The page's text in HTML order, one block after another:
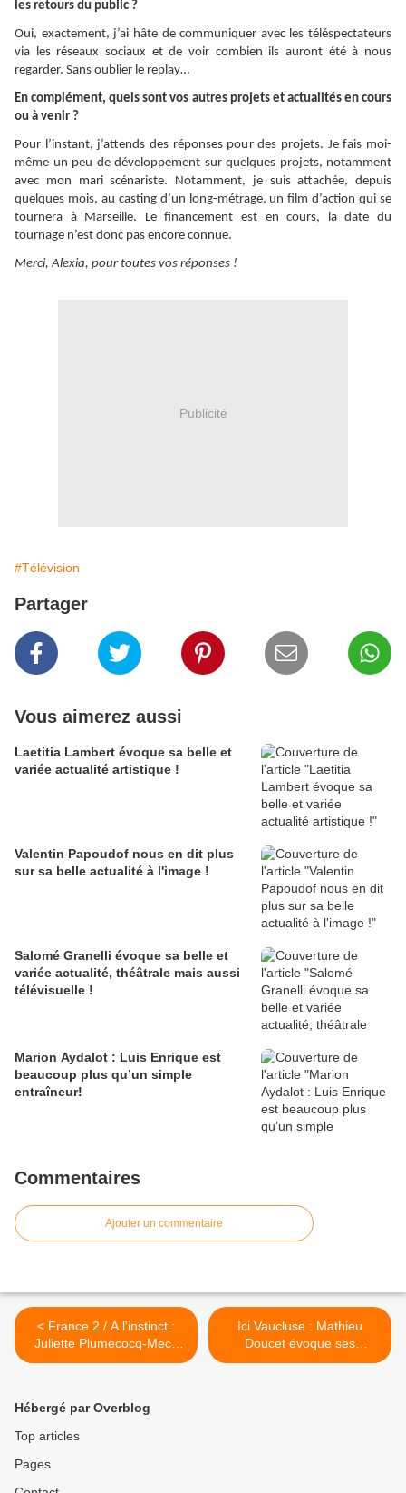
les retours du public ?
Oui, exactement, j’ai hâte de communiquer avec les téléspectateurs
via les réseaux sociaux et de voir combien ils auront été à nous
regarder. Sans oublier le replay…
En complément, quels sont vos autres projets et actualités en cours
ou à venir ?
Pour l’instant, j’attends des réponses pour des projets. Je fais moi-
même un peu de développement sur quelques projets, notamment
avec mon mari scénariste. Notamment, je suis attachée, depuis
quelques mois, au casting d’un long-métrage, un film d’action qui se
tournera à Marseille. Le financement est en cours, la date du
tournage n’est donc pas encore connue.
Merci, Alexia, pour toutes vos réponses !
Publicité
#Télévision
Partager
Vous aimerez aussi
Laetitia Lambert évoque sa belle et
variée actualité artistique !
Valentin Papoudof nous en dit plus
sur sa belle actualité à l'image !
Salomé Granelli évoque sa belle et
variée actualité, théâtrale mais aussi
télévisuelle !
Marion Aydalot : Luis Enrique est
beaucoup plus qu’un simple
entraîneur!
Commentaires
Ajouter un commentaire
< France 2 / A l'instinct :
Juliette Plumecocq-Mech
évoque les deux diffusions,
Ici Vaucluse : Mathieu
Doucet évoque ses
émissions du week-end ! >
Hébergé par Overblog
Top articles
Pages